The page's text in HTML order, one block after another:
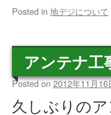
Posted in 地デジについて
アンテナ工
Posted on2012年11月16
久しぶりの